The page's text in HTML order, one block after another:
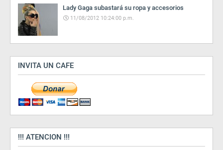
Lady Gaga subastará su ropa y accesorios
11/08/2012 10:24:00 p.m.
INVITA UN CAFE
!!! ATENCION !!!